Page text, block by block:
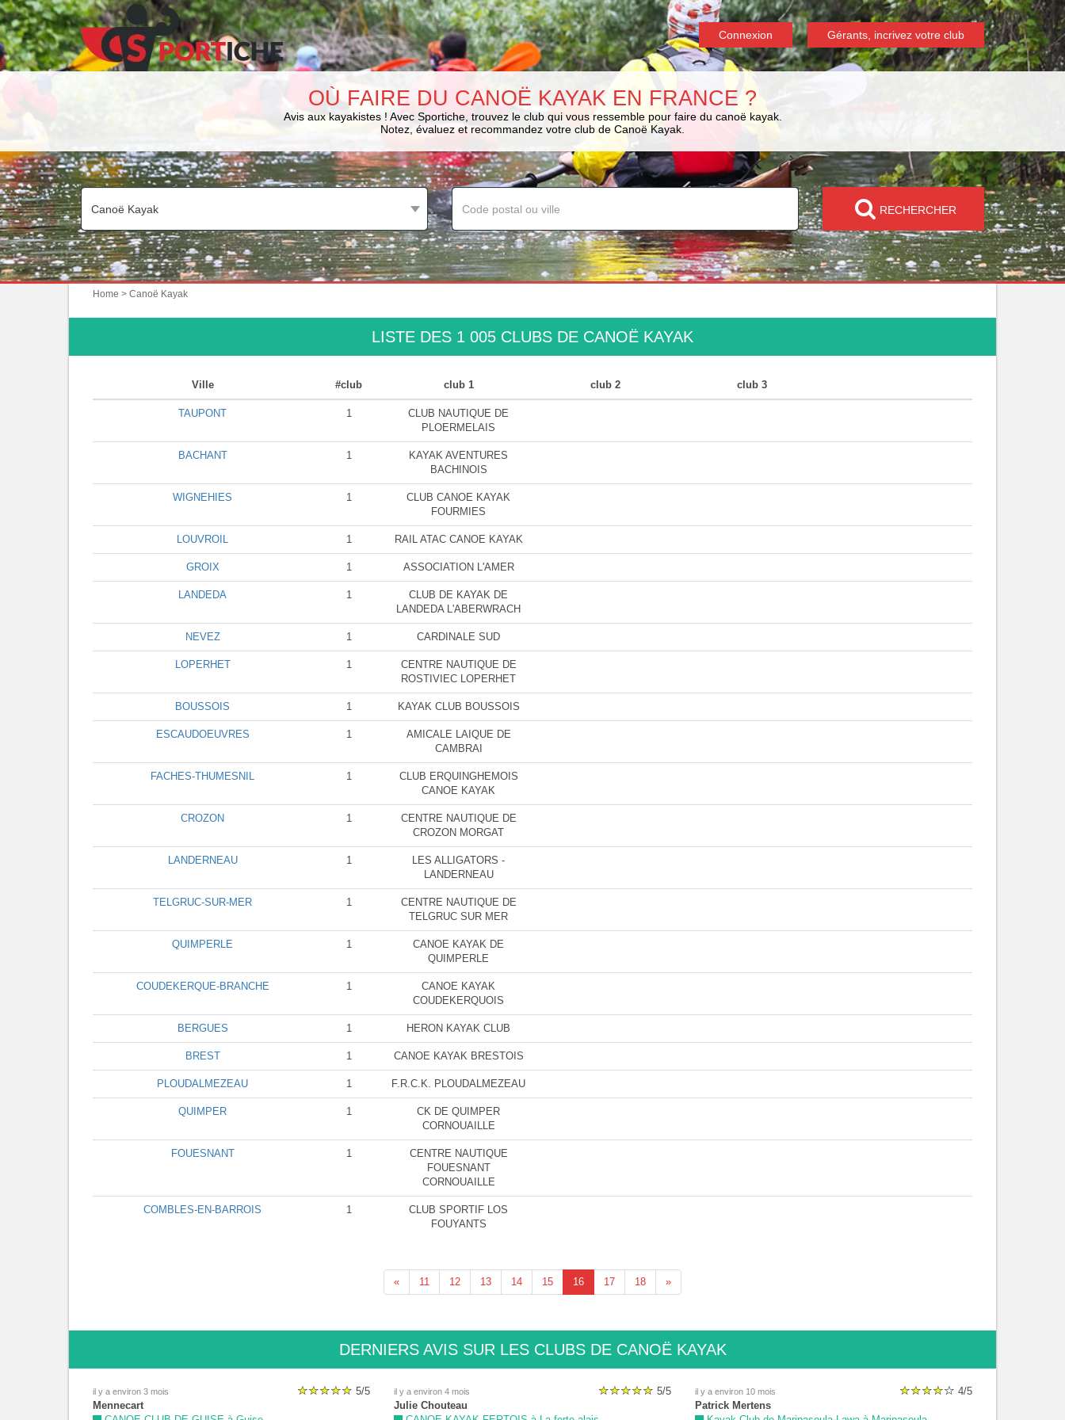
Connexion Gérants, incrivez votre club
OÙ FAIRE DU CANOË KAYAK EN FRANCE ?
Avis aux kayakistes ! Avec Sportiche, trouvez le club qui vous ressemble pour faire du canoë kayak.
Notez, évaluez et recommandez votre club de Canoë Kayak.
RECHERCHER
Home > Canoë Kayak
LISTE DES 1 005 CLUBS DE CANOË KAYAK
Ville #club club 1 club 2 club 3
TAUPONT 1
CLUB NAUTIQUE DE
PLOERMELAIS
BACHANT 1
KAYAK AVENTURES
BACHINOIS
WIGNEHIES 1
CLUB CANOE KAYAK
FOURMIES
LOUVROIL 1 RAIL ATAC CANOE KAYAK
GROIX 1 ASSOCIATION L'AMER
LANDEDA 1
CLUB DE KAYAK DE
LANDEDA L'ABERWRACH
NEVEZ 1 CARDINALE SUD
LOPERHET 1
CENTRE NAUTIQUE DE
ROSTIVIEC LOPERHET
BOUSSOIS 1 KAYAK CLUB BOUSSOIS
ESCAUDOEUVRES 1
AMICALE LAIQUE DE
CAMBRAI
FACHES-THUMESNIL 1
CLUB ERQUINGHEMOIS
CANOE KAYAK
CROZON 1
CENTRE NAUTIQUE DE
CROZON MORGAT
LANDERNEAU 1
LES ALLIGATORS -
LANDERNEAU
TELGRUC-SUR-MER 1
CENTRE NAUTIQUE DE
TELGRUC SUR MER
QUIMPERLE 1
CANOE KAYAK DE
QUIMPERLE
COUDEKERQUE-BRANCHE 1
CANOE KAYAK
COUDEKERQUOIS
BERGUES 1 HERON KAYAK CLUB
BREST 1 CANOE KAYAK BRESTOIS
PLOUDALMEZEAU 1 F.R.C.K. PLOUDALMEZEAU
QUIMPER 1
CK DE QUIMPER
CORNOUAILLE
FOUESNANT 1
CENTRE NAUTIQUE
FOUESNANT
CORNOUAILLE
COMBLES-EN-BARROIS 1
CLUB SPORTIF LOS
FOUYANTS
« 11 12 13 14 15 16 17 18 »
DERNIERS AVIS SUR LES CLUBS DE CANOË KAYAK
il y a environ 3 mois
5/5
Mennecart
il y a environ 4 mois
5/5
Julie Chouteau
il y a environ 10 mois
4/5
Patrick Mertens